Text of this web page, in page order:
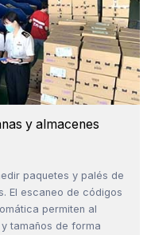
y almacenes
paquetes y palés de
El escaneo de códigos
permiten al
tamaños de forma